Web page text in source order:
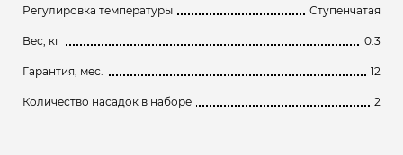
Регулировка температуры Ступенчатая
Вес, кг 0.3
Гарантия, мес. 12
Количество насадок в наборе 2